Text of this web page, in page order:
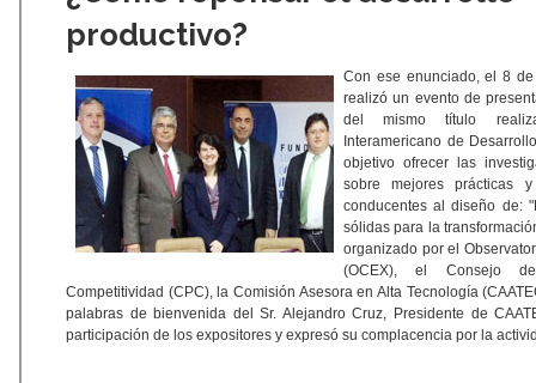
productivo?
Con ese enunciado, el 8
realizó un evento de
del mismo título
Interamericano de
objetivo ofrecer las
sobre mejores prácticas
conducentes al diseño de:
sólidas para la
organizado por el
(OCEX), el Consejo
Competitividad (CPC), la Comisión Asesora en Alta Tecnología
palabras de bienvenida del Sr. Alejandro Cruz, Presidente de
participación de los expositores y expresó su complacencia por la